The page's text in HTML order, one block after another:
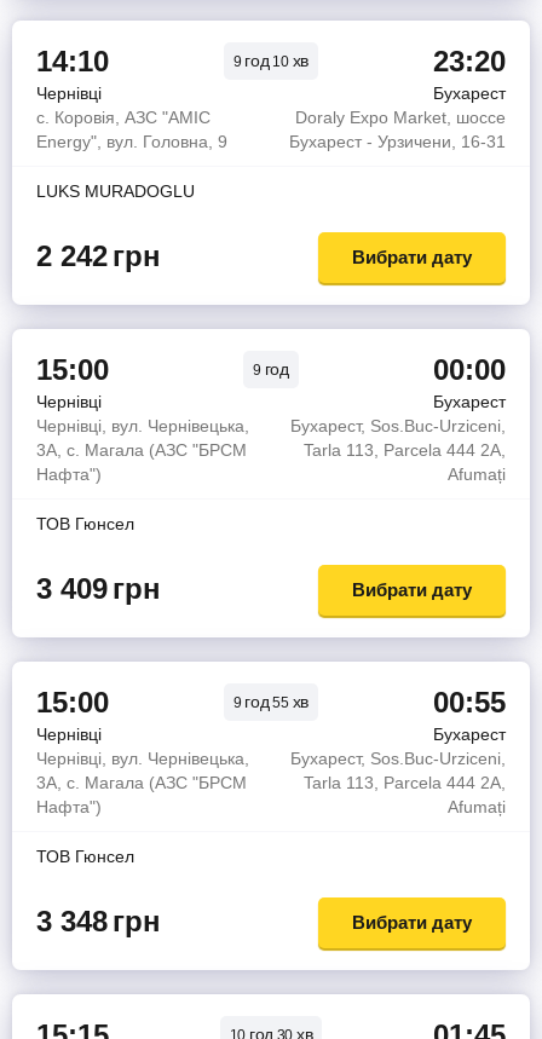
14:10 9 год10 хв 23:20
Чернівці
Бухарест
с. Коровія, АЗС "AMIC
Energy", вул. Головна, 9
Doraly Expo Market, шоссе
Бухарест - Урзичени, 16-31
LUKS MURADOGLU
2 242грн Вибрати дату
15:00 9 год 00:00
Чернівці
Бухарест
Чернівці, вул. Чернівецька,
3А, с. Магала (АЗС "БРСМ
Нафта")
Бухарест, Sos.Buc-Urziceni,
Tarla 113, Parcela 444 2A,
Afumați
ТОВ Гюнсел
3 409грн Вибрати дату
15:00 9 год55 хв 00:55
Чернівці
Бухарест
Чернівці, вул. Чернівецька,
3А, с. Магала (АЗС "БРСМ
Нафта")
Бухарест, Sos.Buc-Urziceni,
Tarla 113, Parcela 444 2A,
Afumați
ТОВ Гюнсел
3 348грн Вибрати дату
10 год 30 хв